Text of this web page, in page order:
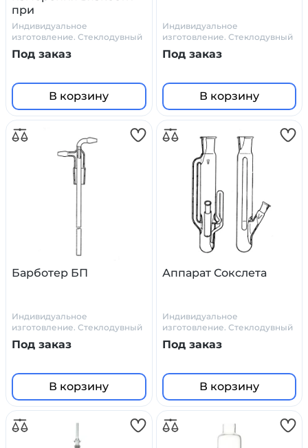
при
термостатировании
ВИВТ
Индивидуальное
изготовление. Стеклодувный
цех Primelab
Под заказ
В корзину
Индивидуальное
изготовление. Стеклодувный
цех Primelab
Под заказ
В корзину
Барботер БП
Индивидуальное
изготовление. Стеклодувный
цех Primelab
Под заказ
В корзину
Аппарат Сокслета
Индивидуальное
изготовление. Стеклодувный
цех Primelab
Под заказ
В корзину